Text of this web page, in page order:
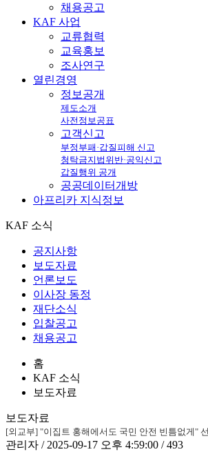
채용공고
KAF 사업
교류협력
교육홍보
조사연구
열린경영
정보공개
제도소개
사전정보공표
고객신고
부정부패·갑질피해 신고
청탁금지법위반·공익신고
갑질행위 공개
공공데이터개방
아프리카 지식정보
KAF 소식
공지사항
보도자료
언론보도
이사장 동정
재단소식
입찰공고
채용공고
홈
KAF 소식
보도자료
보도자료
[외교부] "이집트 홍해에서도 국민 안전 빈틈없게"
관리자 / 2025-09-17 오후 4:59:00 / 493